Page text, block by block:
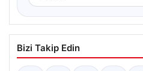
Bizi Takip Edin